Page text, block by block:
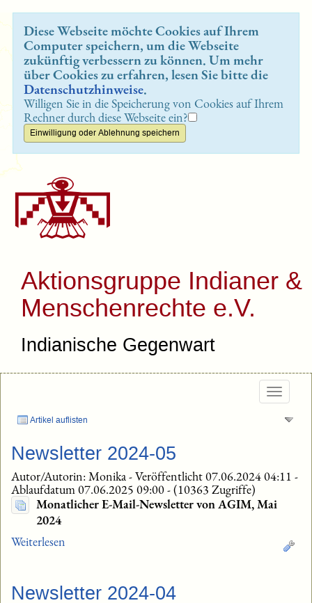
Diese Webseite möchte Cookies auf Ihrem
Computer speichern, um die Webseite
zukünftig verbessern zu können. Um mehr
über Cookies zu erfahren, lesen Sie bitte die
Datenschutzhinweise.
Willigen Sie in die Speicherung von Cookies auf Ihrem
Rechner durch diese Webseite ein?
Aktionsgruppe Indianer &
Menschenrechte e.V.
Indianische Gegenwart
Artikel auflisten
Newsletter 2024-05
Autor/Autorin: Monika-Veröffentlicht 07.06.2024 04:11 -
Ablaufdatum 07.06.2025 09:00-(10363 Zugriffe)
Monatlicher E-Mail-Newsletter von AGIM, Mai
2024
Weiterlesen
Newsletter 2024-04